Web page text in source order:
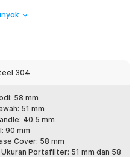
menghasilkan tekanan
antar shot sehingga
kenyamanan dan kontrol yang
pola bergelombang pada
tekanan ke seluruh
304
58 mm
51 mm
40.5 mm
90 mm
Cover: 58 mm
Portafilter: 51 mm dan 58